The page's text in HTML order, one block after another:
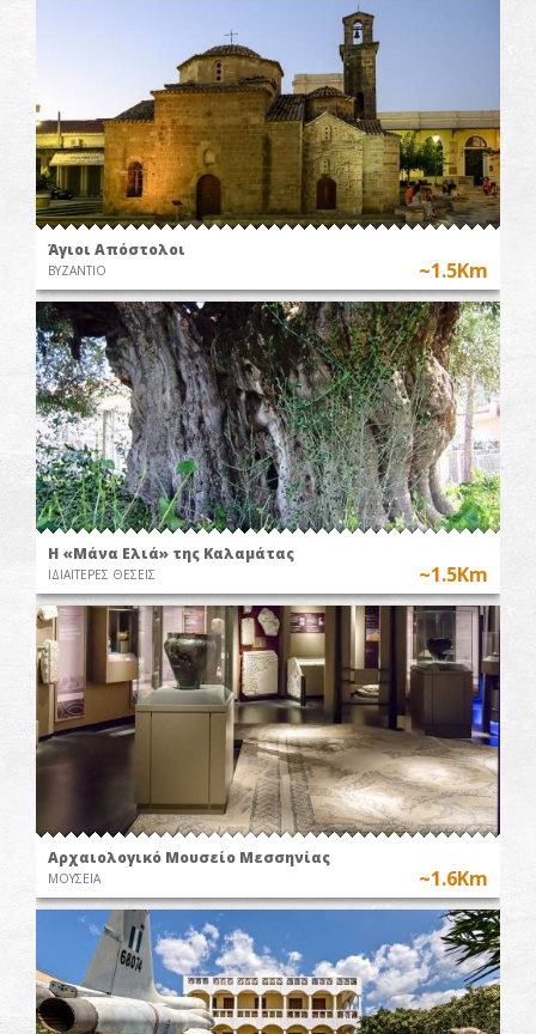
Άγιοι Απόστολοι
ΒΥΖΑΝΤΙΟ ~1.5Km
Η «Μάνα Ελιά» της Καλαμάτας
ΙΔΙΑΙΤΕΡΕΣ ΘΕΣΕΙΣ ~1.5Km
Αρχαιολογικό Μουσείο Μεσσηνίας
ΜΟΥΣΕΙΑ ~1.6Km